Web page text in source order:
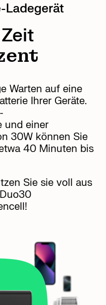
Ladegerät
Warten auf eine
Ihrer Geräte.
und einer
30W können Sie
40 Minuten bis
Sie sie voll aus